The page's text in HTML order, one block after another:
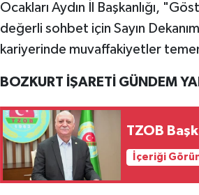
Ocakları Aydın İl Başkanlığı,
değerli sohbet için Sayın
kariyerinde muvaffakiyetler
BOZKURT İŞARETİ GÜNDEM
TZOB
İçeriği